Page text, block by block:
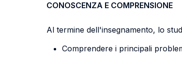
CONOSCENZA E COMPRENSIONE
Al termine dell'insegnamento, lo
Comprendere i principali